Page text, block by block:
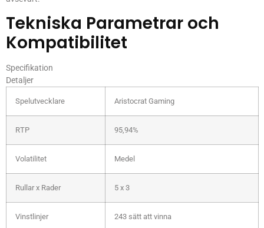
Tekniska Parametrar och
Kompatibilitet
Specifikation
Detaljer
Spelutvecklare Aristocrat Gaming
RTP 95,94%
Volatilitet Medel
Rullar x Rader 5 x 3
Vinstlinjer 243 sätt att vinna